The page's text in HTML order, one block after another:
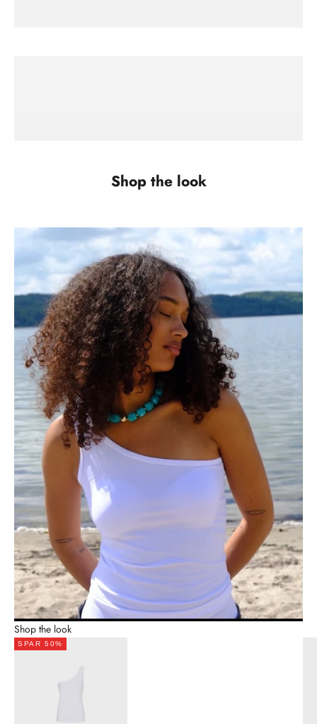
Shop the look
Shop the look
SPAR 50%